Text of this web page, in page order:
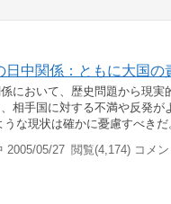
日中関係：ともに大国の
において、歴史問題から現
相手国に対する不満や反発
うな現状は確かに憂慮すべき
2005/05/27 閲覧(4,174) コメ